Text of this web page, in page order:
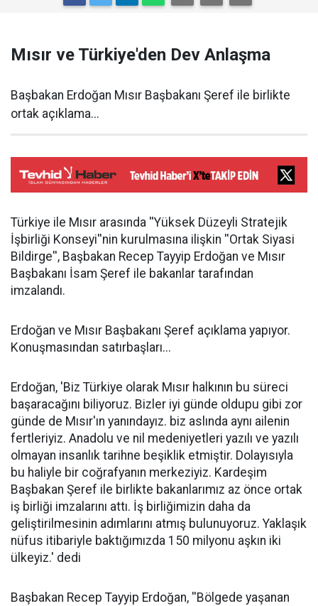
Mısır ve Türkiye'den Dev Anlaşma
Başbakan Erdoğan Mısır Başbakanı Şeref ile birlikte
ortak açıklama...
Türkiye ile Mısır arasında ''Yüksek Düzeyli Stratejik
İşbirliği Konseyi''nin kurulmasına ilişkin ''Ortak Siyasi
Bildirge'', Başbakan Recep Tayyip Erdoğan ve Mısır
Başbakanı İsam Şeref ile bakanlar tarafından
imzalandı.
Erdoğan ve Mısır Başbakanı Şeref açıklama yapıyor.
Konuşmasından satırbaşları...
Erdoğan, 'Biz Türkiye olarak Mısır halkının bu süreci
başaracağını biliyoruz. Bizler iyi günde oldupu gibi zor
günde de Mısır'ın yanındayız. biz aslında aynı ailenin
fertleriyiz. Anadolu ve nil medeniyetleri yazılı ve yazılı
olmayan insanlık tarihne beşiklik etmiştir. Dolayısıyla
bu haliyle bir coğrafyanın merkeziyiz. Kardeşim
Başbakan Şeref ile birlikte bakanlarımız az önce ortak
iş birliği imzalarını attı. İş birliğimizin daha da
geliştirilmesinin adımlarını atmış bulunuyoruz. Yaklaşık
nüfus itibariyle baktığımızda 150 milyonu aşkın iki
ülkeyiz.' dedi
Başbakan Recep Tayyip Erdoğan, ''Bölgede yaşanan